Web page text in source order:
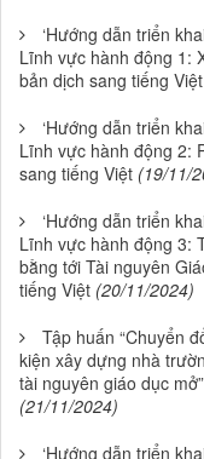
‘Hướng dẫn triển
Lĩnh vực hành động 1:
bản dịch sang tiếng Việt
‘Hướng dẫn triển
Lĩnh vực hành động 2:
sang tiếng Việt (19/11/
‘Hướng dẫn triển
Lĩnh vực hành động 3:
bằng tới Tài nguyên
tiếng Việt (20/11/2024)
Tập huấn “Chuyển
kiện xây dựng nhà
tài nguyên giáo dục
(21/11/2024)
‘Hướng dẫn triển